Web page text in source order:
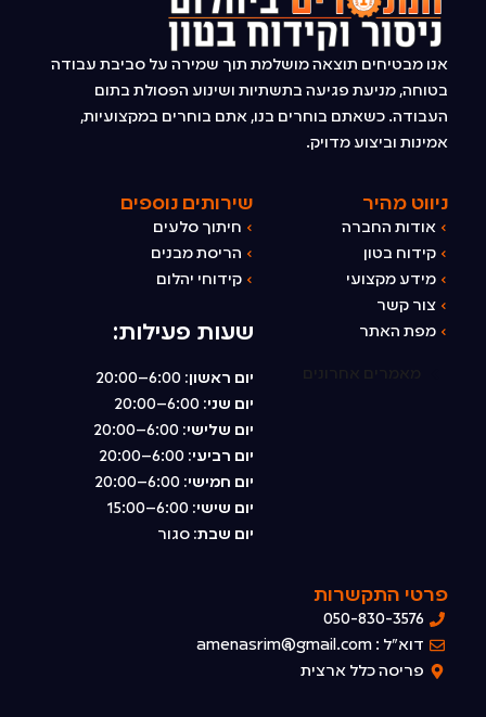
אנו מבטיחים תוצאה מושלמת תוך שמירה על סביבת עבודה
בטוחה, מניעת פגיעה בתשתיות ושינוע הפסולת בתום
העבודה. כשאתם בוחרים בנו, אתם בוחרים במקצועיות,
אמינות וביצוע מדויק.
ניווט מהיר
› אודות החברה
› קידוח בטון
› מידע מקצועי
› צור קשר
› מפת האתר
שירותים נוספים
› חיתוך סלעים
› הריסת מבנים
›קידוחי יהלום
שעות פעילות:
יום ראשון:
יום שני:
יום שלישי:
יום רביעי:
יום חמישי:
יום שישי:
יום שבת: סגור
פרטי התקשרות
050-830-3576
דוא"ל : amenasrim@gmail.com
פריסה כלל ארצית